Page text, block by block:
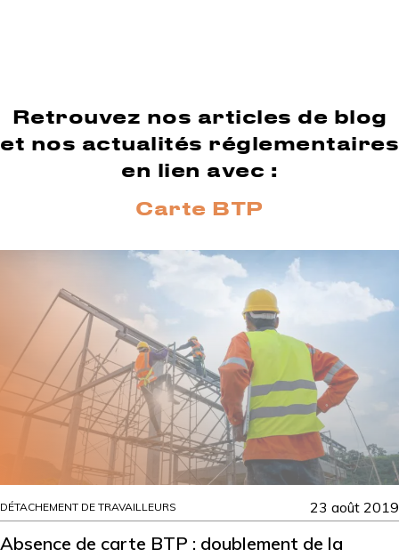
Retrouvez nos articles de blog
et nos actualités réglementaires
en lien avec :
Carte BTP
DÉTACHEMENT DE TRAVAILLEURS 23 août 2019
Absence de carte BTP : doublement de la